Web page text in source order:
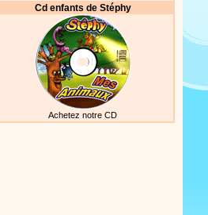
Cd enfants de Stéphy
Achetez notre CD